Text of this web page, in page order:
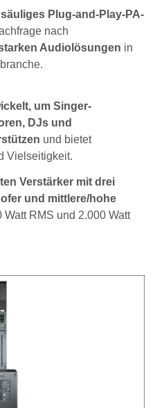
Plug-and-Play-PA-
nach
Audiolösungen in
um Singer-
DJs und
und bietet
Vielseitigkeit.
Verstärker mit drei
und mittlere/hohe
Watt RMS und 2.000 Watt